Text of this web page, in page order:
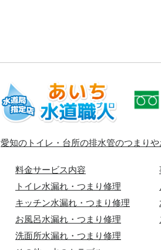
愛知のトイレ・台所の排水管のつまり
料金サービス内容
トイレ水漏れ・つまり修理
キッチン水漏れ・つまり修理
お風呂水漏れ・つまり修理
洗面所水漏れ・つまり修理